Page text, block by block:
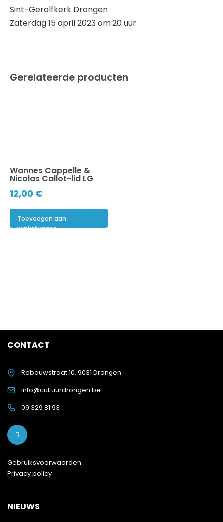
Sint-Gerolfkerk Drongen
Zaterdag 15 april 2023 om 20 uur
Gerelateerde producten
Wannes Cappelle &
Nicolas Callot-lid LG
12,00 €
Toevoegen aan
winkelwagen
CONTACT
Rabouwstraat 10, 9031 Drongen
info@cultuurdrongen.be
09 329 81 93
Gebruiksvoorwaarden
Privacy policy
NIEUWS